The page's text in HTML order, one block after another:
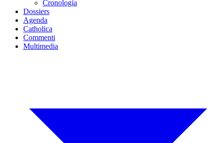
Cronologia
Dossiers
Agenda
Catholica
Commenti
Multimedia